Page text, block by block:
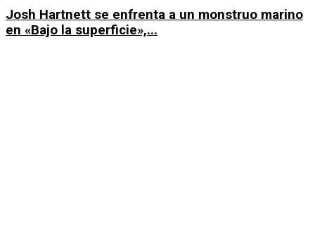
Josh Hartnett se enfrenta a un monstruo marino
en «Bajo la superficie»,...